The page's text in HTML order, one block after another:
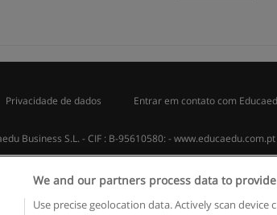
Privacidade de dados Entrar em contato com
Business S.L. - CIF : B-95610580: - www.educaedu.com.pt
We and our partners process data to
Use precise geolocation data. Actively scan device